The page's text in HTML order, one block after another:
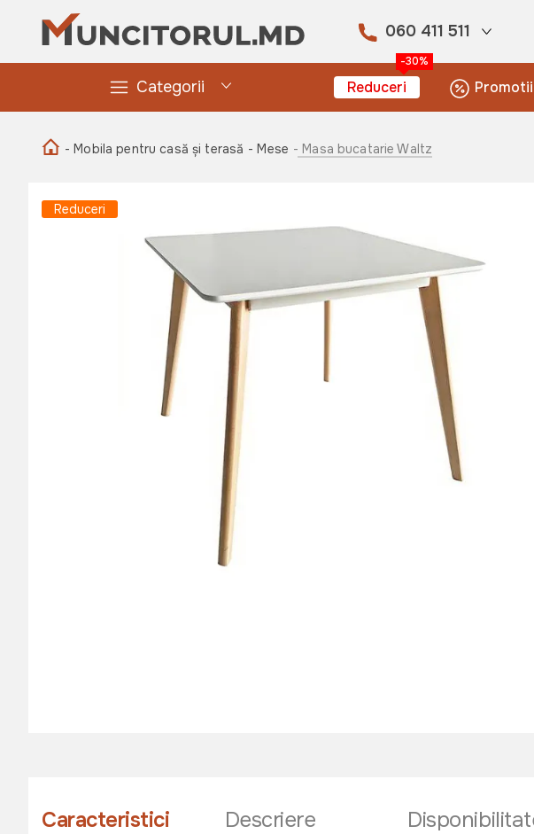
060 411 511
Categorii
-30%
Reduceri Promotii
- Mobila pentru casă și terasă - Mese - Masa bucatarie Waltz
Reduceri
Caracteristici Descriere